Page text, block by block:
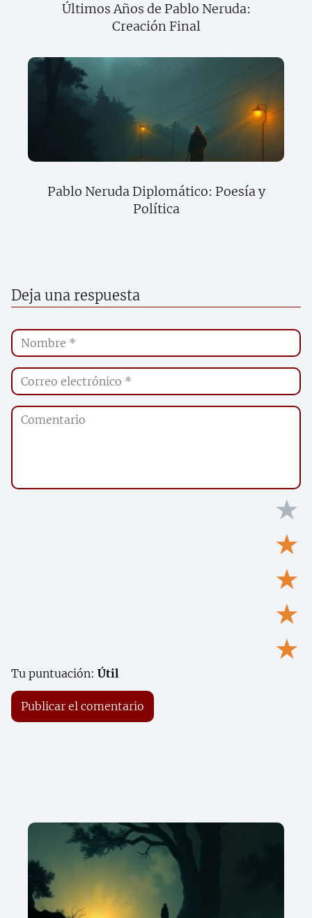
Últimos Años de Pablo Neruda:
Creación Final
Pablo Neruda Diplomático: Poesía y
Política
Deja una respuesta
★
★
★
★
★
Tu puntuación: Útil